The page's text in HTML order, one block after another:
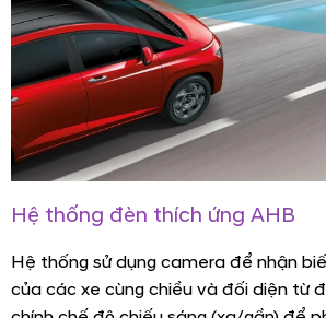
Hệ thống đèn thích ứng AHB
Hệ thống sử dụng camera để nhận
của các xe cùng chiều và đối diện từ
NHẬN BÁO GIÁ XE
THÁNG
Ngay sau khi nhận được yêu cầu
giá Ưu đãi đến Quý khách trong